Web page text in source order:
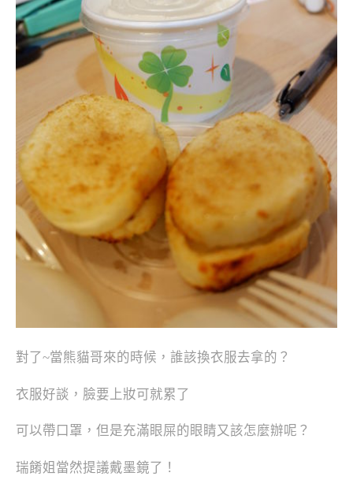
對了~當熊貓哥來的時候，誰該換衣服去拿的？
衣服好談，臉要上妝可就累了
可以帶口罩，但是充滿眼屎的眼睛又該怎麼辦呢？
瑞餚姐當然提議戴墨鏡了！